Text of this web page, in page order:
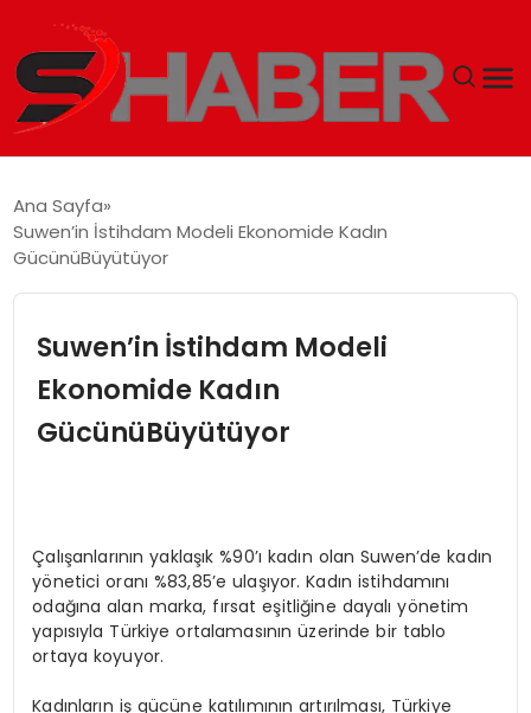
MAGAZIN
EKONOMI
EĞITIM
YAŞAM
Ana Sayfa
Suwen’in İstihdam Modeli Ekonomide Kadın
GücünüBüyütüyor
Suwen’in İstihdam Modeli
Ekonomide Kadın
GücünüBüyütüyor
Çalışanlarının yaklaşık %90’ı kadın olanSuwen’de kadın
yönetici oranı %83,85’e ulaşıyor. Kadın istihdamını
odağına alan marka, fırsat eşitliğine dayalı yönetim
yapısıyla Türkiye ortalamasının üzerinde bir tablo
ortaya koyuyor.
Kadınların iş gücüne katılımının artırılması, Türkiye